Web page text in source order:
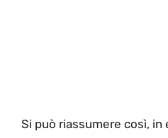
Si può riassumere così,